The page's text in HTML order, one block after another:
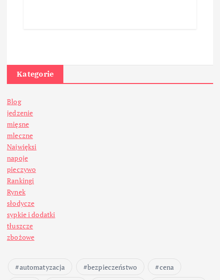
Kategorie
Blog
jedzenie
mięsne
mleczne
Najwięksi
napoje
pieczywo
Rankingi
Rynek
słodycze
sypkie i dodatki
tłuszcze
zbożowe
automatyzacja bezpieczeństwo
cena